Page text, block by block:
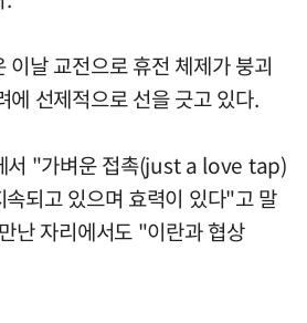
이날 교전으로 휴전 체제가 붕괴
에 선제적으로 선을 긋고 있다.
서 "가벼운 접촉(just a love tap)
되고 있으며 효력이 있다"고 말
난 자리에서도 "이란과 협상